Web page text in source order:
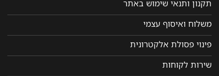
תקנון ותנאי שימוש באתר
משלוח ואיסוף עצמי
פינוי פסולת אלקטרונית
שירות לקוחות